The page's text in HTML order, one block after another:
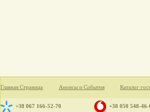
Главная Страница Анонсы и События Каталог
+38 067 166-52-70 +38 050 548-46-